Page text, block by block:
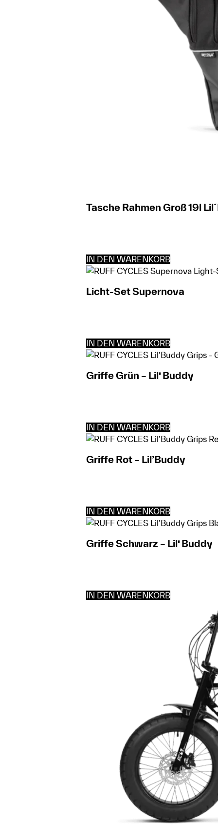
Tasche Rahmen Groß 19l
IN DEN WARENKORB
Licht-Set Supernova
IN DEN WARENKORB
Griffe Grün – Lil‘ Buddy
IN DEN WARENKORB
Griffe Rot – Lil’Buddy
IN DEN WARENKORB
Griffe Schwarz – Lil‘ Buddy
IN DEN WARENKORB